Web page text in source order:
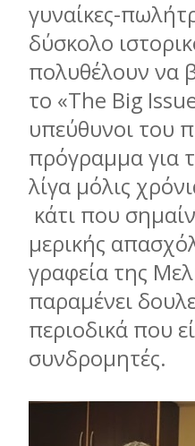
γυναίκες-
δύσκολο
πολυθέλουν να
το «The Big
υπεύθυνοι του
πρόγραμμα για
λίγα μόλις
κάτι που
μερικής
γραφεία της
παραμένει
περιοδικά που
συνδρομητές.